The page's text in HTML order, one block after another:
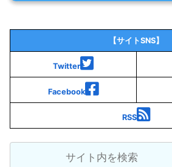
【サイトSNS】
Twitter
Facebook
RSS